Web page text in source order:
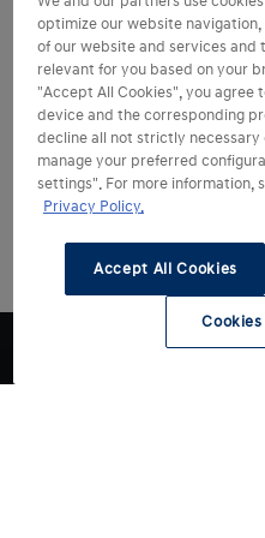
brukerhåndboken. Det er
serviceintervaller og ta
utført vedlikehold.
Alle autoriserte Hyundai-
med garantiarbeid.
behandler garantikravet
garantireparasjoner.
trygt, kan du kontakte
optimize our website
of our website and services and
relevant for you based on your
"Accept All Cookies", you agree
device and the corresponding
decline all not strictly necessary
manage your preferred
settings". For more information,
Privacy Policy.
Accept All Cookies